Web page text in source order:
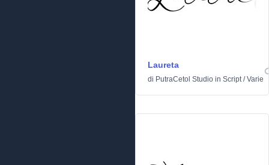
Laureta
di PutraCetol Studio in Script/Varie